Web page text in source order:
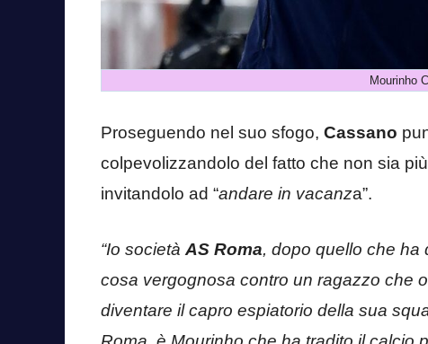
Mourinho
Proseguendo nel suo sfogo, Cassano
colpevolizzandolo del fatto che non sia
invitandolo ad “andare in vacanza”.
“Io società AS Roma, dopo quello che ha
cosa vergognosa contro un ragazzo che
diventare il capro espiatorio della sua